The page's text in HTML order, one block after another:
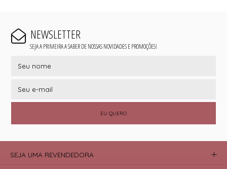
NEWSLETTER
SEJA A PRIMEIRA A SABER DE NOSSAS NOVIDADES E PROMOÇÕES!
EU QUERO
SEJA UMA REVENDEDORA